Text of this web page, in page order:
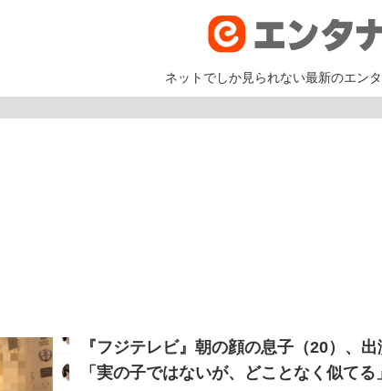
ネットでしか見られない最新のエン
『フジテレビ』朝の顔の息子（20）、
「実の子ではないが、どことなく似てる